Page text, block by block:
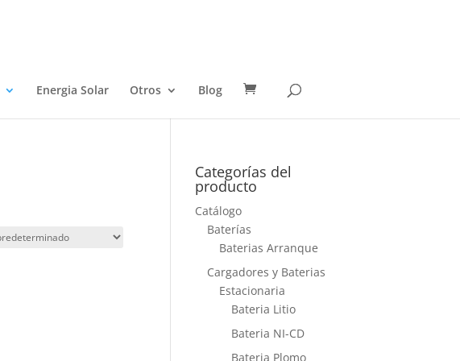
Energia Solar Otros Blog
Categorías del
producto
Catálogo
Baterías
Baterias Arranque
Cargadores y Baterias
Estacionaria
Bateria Litio
Bateria NI-CD
Bateria Plomo